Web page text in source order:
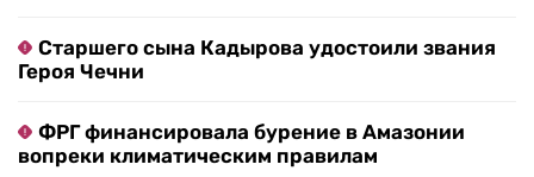
Старшего сына Кадырова удостоили звания
Героя Чечни
ФРГ финансировала бурение в Амазонии
вопреки климатическим правилам